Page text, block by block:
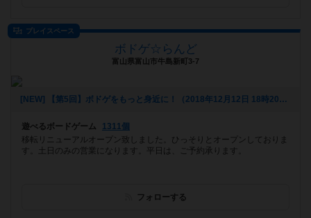
プレイスペース
ボドゲ☆らんど
富山県富山市牛島新町3-7
[NEW] 【第5回】ボドゲをもっと身近に！（2018年12月12日 18時20分）
遊べるボードゲーム
1311個
移転リニューアルオープン致しました。ひっそりとオープンしておりま
す。土日のみの営業になります。平日は、ご予約承ります。
フォローする